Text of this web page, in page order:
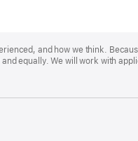
and how we think.
equally. We will work with